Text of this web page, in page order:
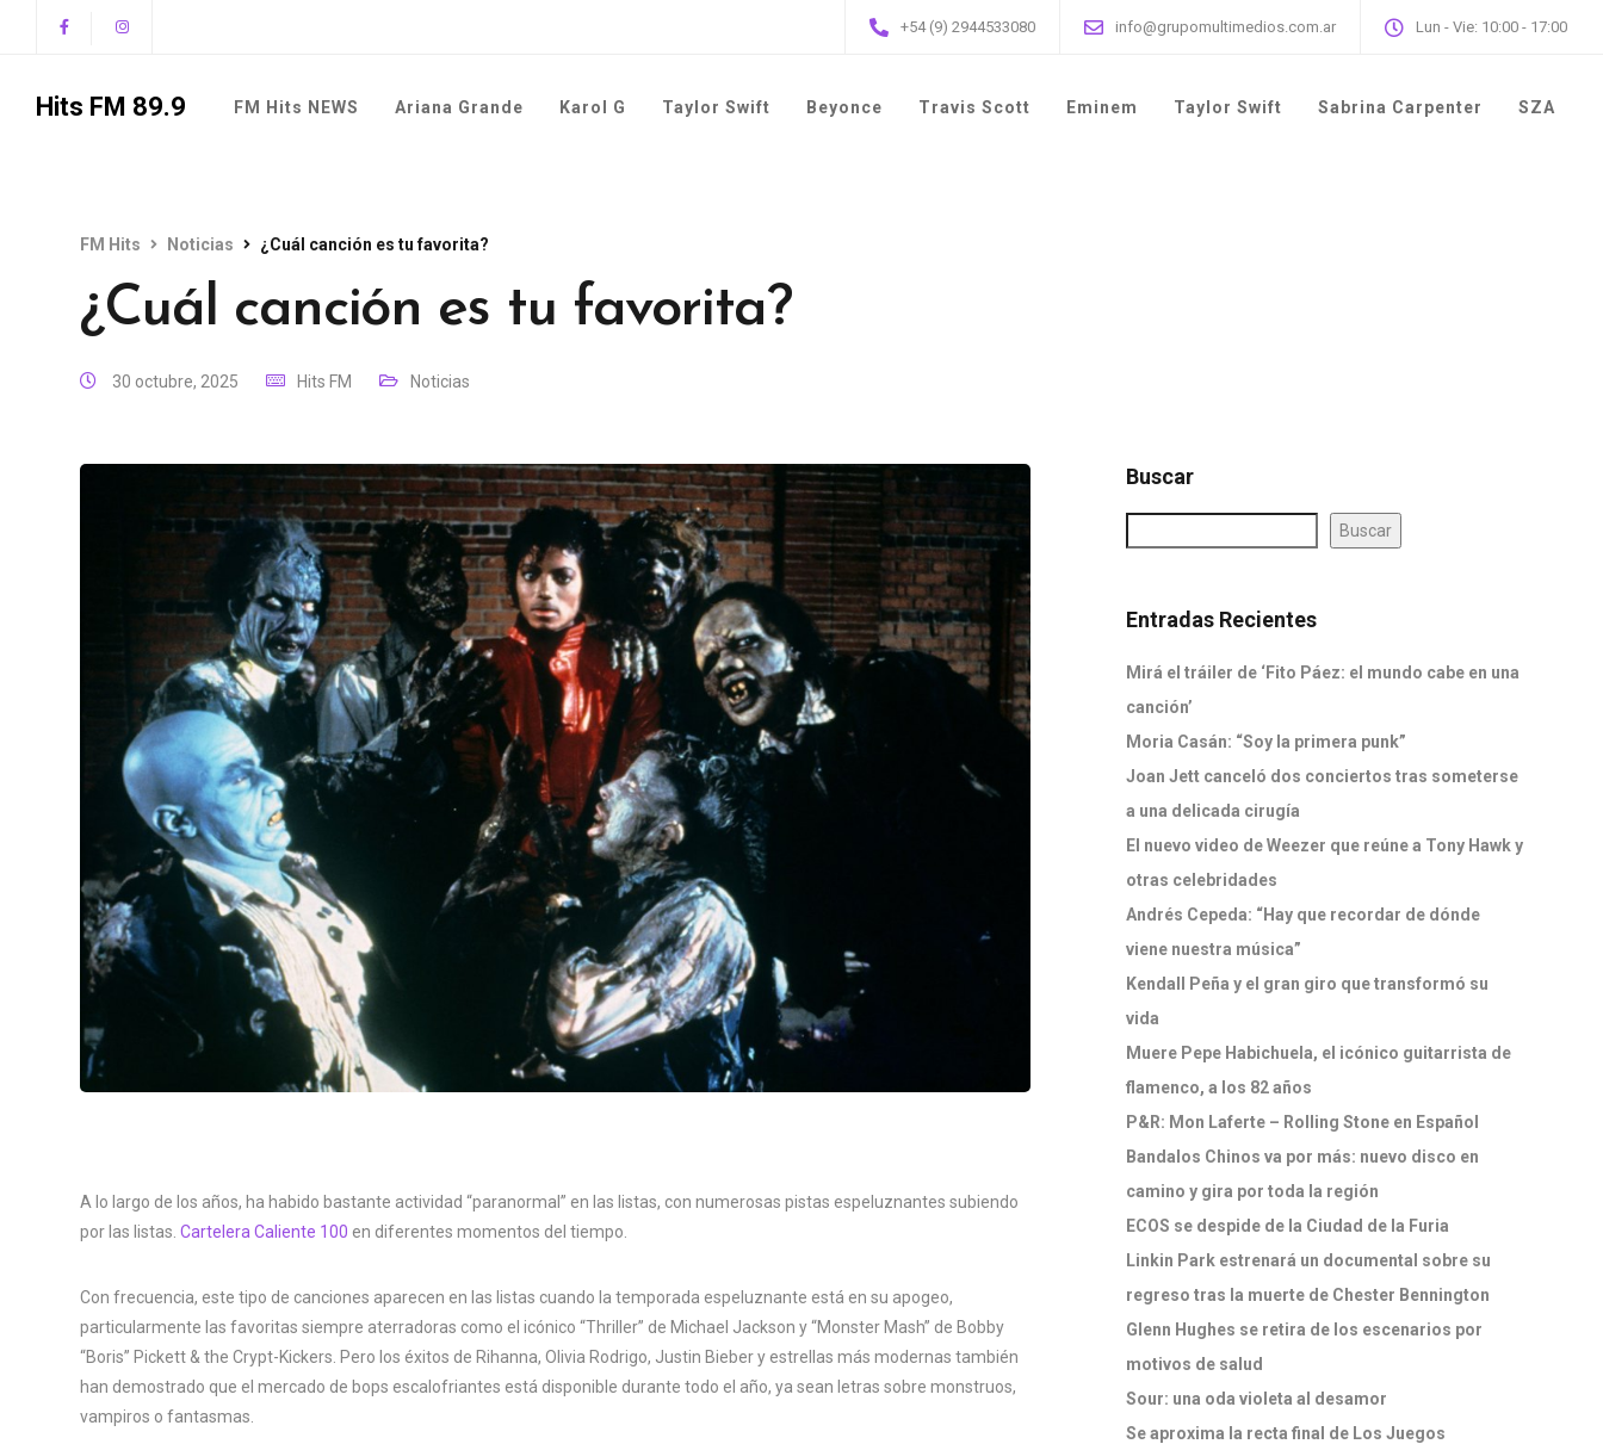
+54 (9) 2944533080 info@grupomultimedios.com.ar Lun - Vie: 10:00 - 17:00
Hits FM 89.9 FM Hits NEWS Ariana Grande Karol G Taylor Swift Beyonce Travis Scott Eminem Taylor Swift Sabrina Carpenter SZA
FM Hits Noticias ¿Cuál canción es tu favorita?
¿Cuál canción es tu favorita?
30 octubre, 2025 Hits FM Noticias
A lo largo de los años, ha habido bastante actividad “paranormal” en las listas, con numerosas pistas espeluznantes subiendo
por las listas. Cartelera Caliente 100 en diferentes momentos del tiempo.
Con frecuencia, este tipo de canciones aparecen en las listas cuando la temporada espeluznante está en su apogeo,
particularmente las favoritas siempre aterradoras como el icónico “Thriller” de Michael Jackson y “Monster Mash” de Bobby
“Boris” Pickett & the Crypt-Kickers. Pero los éxitos de Rihanna, Olivia Rodrigo, Justin Bieber y estrellas más modernas también
han demostrado que el mercado de bops escalofriantes está disponible durante todo el año, ya sean letras sobre monstruos,
vampiros o fantasmas.
Buscar
Buscar
Entradas Recientes
Mirá el tráiler de ‘Fito Páez: el mundo cabe en una
canción’
Moria Casán: “Soy la primera punk”
Joan Jett canceló dos conciertos tras someterse
a una delicada cirugía
El nuevo video de Weezer que reúne a Tony Hawk y
otras celebridades
Andrés Cepeda: “Hay que recordar de dónde
viene nuestra música”
Kendall Peña y el gran giro que transformó su
vida
Muere Pepe Habichuela, el icónico guitarrista de
flamenco, a los 82 años
P&R: Mon Laferte – Rolling Stone en Español
Bandalos Chinos va por más: nuevo disco en
camino y gira por toda la región
ECOS se despide de la Ciudad de la Furia
Linkin Park estrenará un documental sobre su
regreso tras la muerte de Chester Bennington
Glenn Hughes se retira de los escenarios por
motivos de salud
Sour: una oda violeta al desamor
Se aproxima la recta final de Los Juegos